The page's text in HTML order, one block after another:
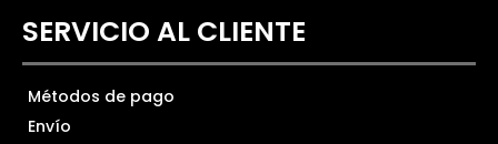
SERVICIO AL CLIENTE
Métodos de pago
Envío